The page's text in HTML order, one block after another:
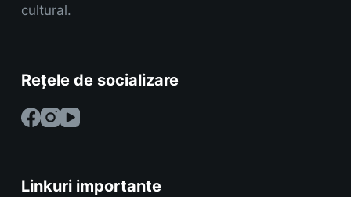
cultural.
Rețele de socializare
Linkuri importante